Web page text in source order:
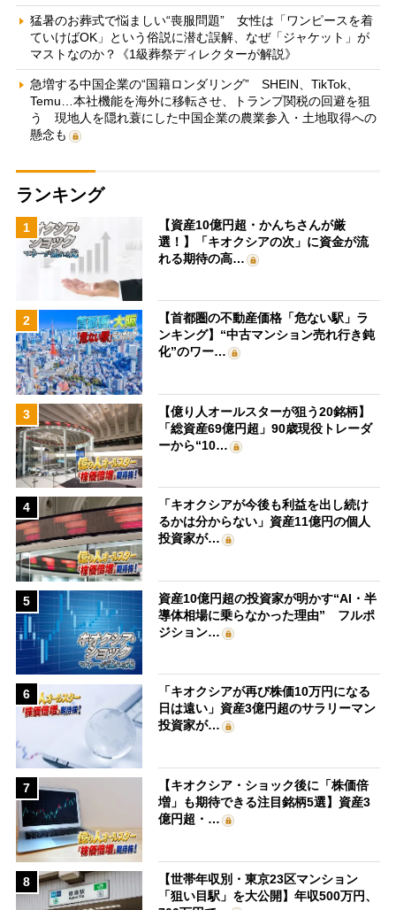
猛暑のお葬式で悩ましい“喪服問題” 女性は「ワンピースを着
ていけばOK」という俗説に潜む誤解、なぜ「ジャケット」が
マストなのか？《1級葬祭ディレクターが解説》
急増する中国企業の“国籍ロンダリング” SHEIN、TikTok、
Temu…本社機能を海外に移転させ、トランプ関税の回避を狙
う 現地人を隠れ蓑にした中国企業の農業参入・土地取得への
懸念も
ランキング
1
【資産10億円超・かんちさんが厳
選！】「キオクシアの次」に資金が流
れる期待の高…
2
【首都圏の不動産価格「危ない駅」ラ
ンキング】“中古マンション売れ行き鈍
化”のワー…
3
【億り人オールスターが狙う20銘柄】
「総資産69億円超」90歳現役トレーダ
ーから“10…
4
「キオクシアが今後も利益を出し続け
るかは分からない」資産11億円の個人
投資家が…
5
資産10億円超の投資家が明かす“AI・半
導体相場に乗らなかった理由” フルポ
ジション…
6
「キオクシアが再び株価10万円になる
日は遠い」資産3億円超のサラリーマン
投資家が…
7
【キオクシア・ショック後に「株価倍
増」も期待できる注目銘柄5選】資産3
億円超・…
8
【世帯年収別・東京23区マンション
「狙い目駅」を大公開】年収500万円、